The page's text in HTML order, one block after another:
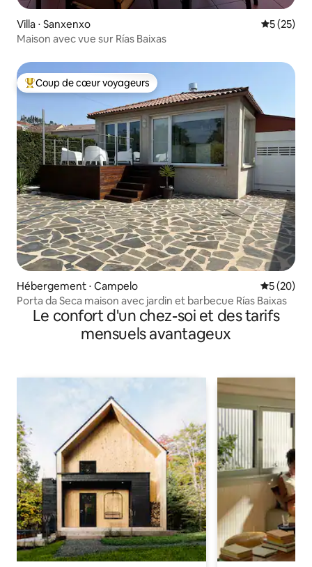
Villa ⋅ Sanxenxo
5 (25)
Maison avec vue sur Rías Baixas
Coups de cœur voyageurs les plus appréciés
Coup de cœur voyageurs
Hébergement ⋅ Campelo
5 (20)
Porta da Seca maison avec jardin et barbecue Rías Baixas
Le confort d'un chez-soi et des tarifs
mensuels avantageux